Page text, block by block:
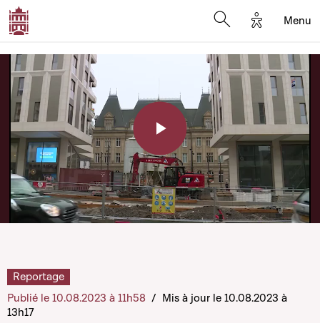
Options
Menu
Play
Video
Reportage
Publié le 10.08.2023 à 11h58 / Mis à jour le 10.08.2023 à
13h17